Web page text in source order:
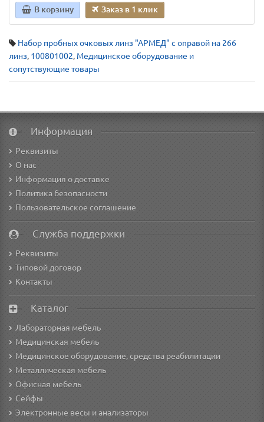
В корзину Заказ в 1 клик
Набор пробных очковых линз "АРМЕД" с оправой на 266
линз, 100801002, Медицинское оборудование и
сопутствующие товары
Информация
Реквизиты
О нас
Информация о доставке
Политика безопасности
Пользовательское соглашение
Служба поддержки
Реквизиты
Типовой договор
Контакты
Каталог
Лабораторная мебель
Медицинская мебель
Медицинское оборудование, средства реабилитации
Металлическая мебель
Офисная мебель
Сейфы
Электронные весы и анализаторы